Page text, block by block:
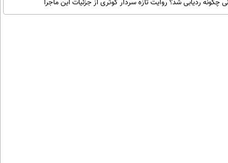
چگونه ردیابی شد؟ روایت تازه سردار کوثری از جزئیات این ماجرا